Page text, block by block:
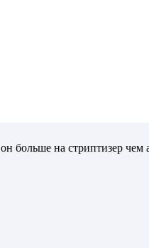
он больше на стриптизер чем